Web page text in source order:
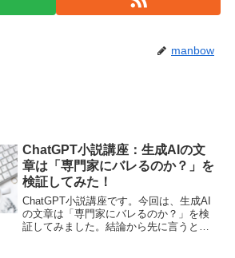
manbow
ChatGPT小説講座：生成AIの文
章は「専門家にバレるのか？」を
検証してみた！
ChatGPT小説講座です。今回は、生成AI
の文章は「専門家にバレるのか？」を検
証してみました。結論から先に言うと、